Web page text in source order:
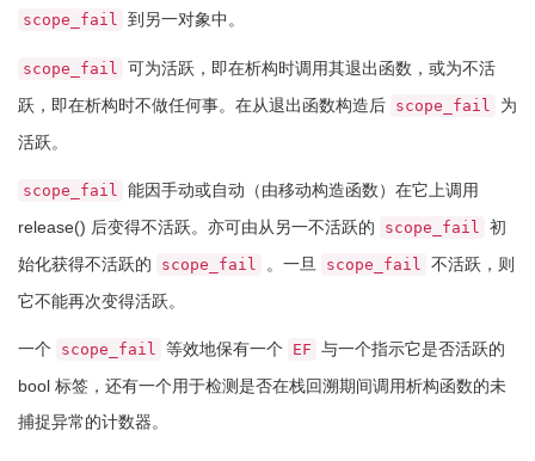
scope_fail 到另一对象中。
scope_fail 可为活跃，即在析构时调用其退出函数，或为不活
跃，即在析构时不做任何事。在从退出函数构造后 scope_fail
为
活跃。
scope_fail 能因手动或自动（由移动构造函数）在它上调用
release() 后变得不活跃。亦可由从另一不活跃的 scope_fail 初
始化获得不活跃的
scope_fail 。一旦 scope_fail 不活跃，则
它不能再次变得活跃。
一个 scope_fail 等效地保有一个 EF 与一个指示它是否活跃的
bool 标签，还有一个用于检测是否在栈回溯期间调用析构函数的未
捕捉异常的计数器。